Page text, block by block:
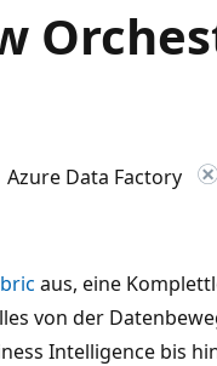
Azure Data Factory
aus, eine
von der
Intelligence bis